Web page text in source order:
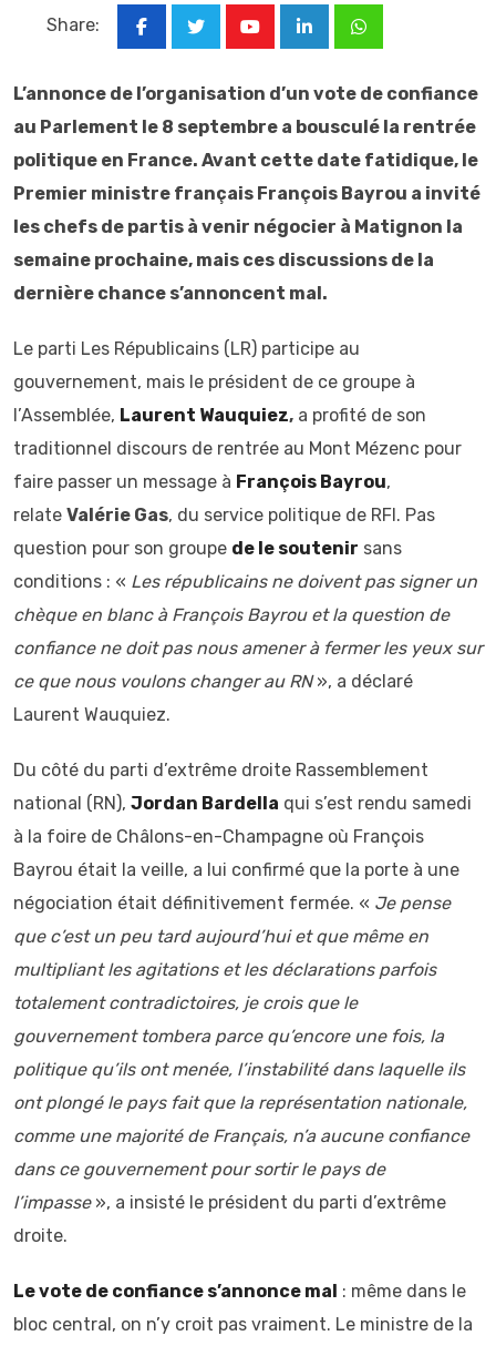
Share:
LinkedInWhatsapp
L’annonce de l’organisation d’un vote de confiance
au Parlement le 8 septembre a bousculé la rentrée
politique en France. Avant cette date fatidique, le
Premier ministre français François Bayrou a invité
les chefs de partis à venir négocier à Matignon la
semaine prochaine, mais ces discussions de la
dernière chance s’annoncent mal.
Le parti Les Républicains (LR) participe au
gouvernement, mais le président de ce groupe à
l’Assemblée, Laurent Wauquiez, a profité de son
traditionnel discours de rentrée au Mont Mézenc pour
faire passer un message à François Bayrou,
relate Valérie Gas, du service politique de RFI. Pas
question pour son groupe de le soutenir sans
conditions : « Les républicains ne doivent pas signer un
chèque en blanc à François Bayrou et la question de
confiance ne doit pas nous amener à fermer les yeux sur
ce que nous voulons changer au RN», a déclaré
Laurent Wauquiez.
Du côté du parti d’extrême droite Rassemblement
national (RN), Jordan Bardella qui s’est rendu samedi
à la foire de Châlons-en-Champagne où François
Bayrou était la veille, a lui confirmé que la porte à une
négociation était définitivement fermée. « Je pense
que c’est un peu tard aujourd’hui et que même en
multipliant les agitations et les déclarations parfois
totalement contradictoires, je crois que le
gouvernement tombera parce qu’encore une fois, la
politique qu’ils ont menée, l’instabilité dans laquelle ils
ont plongé le pays fait que la représentation nationale,
comme une majorité de Français, n’a aucune confiance
dans ce gouvernement pour sortir le pays de
l’impasse», a insisté le président du parti d’extrême
droite.
Le vote de confiance s’annonce mal : même dans le
bloc central, on n’y croit pas vraiment. Le ministre de la